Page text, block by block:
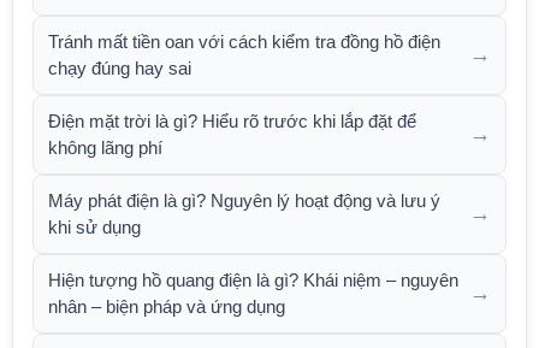
Tránh mất tiền oan với cách kiểm tra đồng hồ điện
chạy đúng hay sai
→
Điện mặt trời là gì? Hiểu rõ trước khi lắp đặt để
không lãng phí
→
Máy phát điện là gì? Nguyên lý hoạt động và lưu ý
khi sử dụng
→
Hiện tượng hồ quang điện là gì? Khái niệm – nguyên
nhân – biện pháp và ứng dụng
→